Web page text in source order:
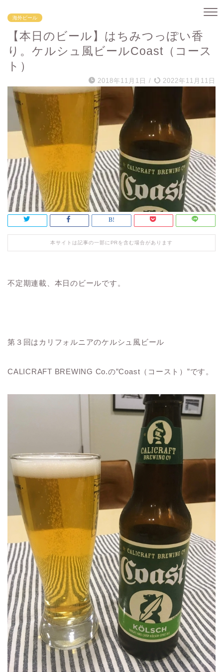
海外ビール
【本日のビール】はちみつっぽい香
り。ケルシュ風ビールCoast（コース
ト）
2018年11月1日 / 2022年11月11日
本サイトは記事の一部にPRを含む場合があります
不定期連載、本日のビールです。
第３回はカリフォルニアのケルシュ風ビール
CALICRAFT BREWING Co.の”Coast（コースト）”です。